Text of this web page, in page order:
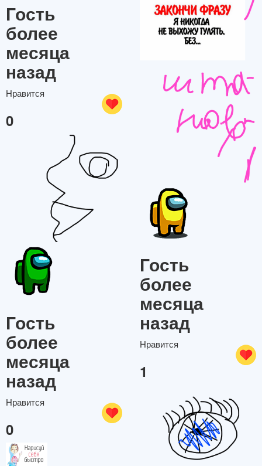
Гость
более
месяца
назад
Нравится
0
Гость
более
месяца
назад
Нравится
1
Гость
более
месяца
назад
Нравится
0